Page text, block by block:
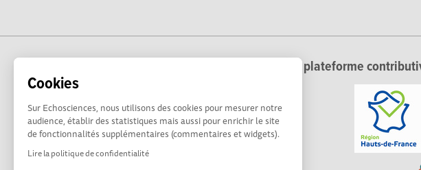
Cookies
Sur Echosciences, nous utilisons des cookies pour mesurer notre
audience, établir des statistiques mais aussi pour enrichir le site
de fonctionnalités supplémentaires (commentaires et widgets).
Lire la politique de confidentialité
Echosciences Hauts-de-France est une plateforme